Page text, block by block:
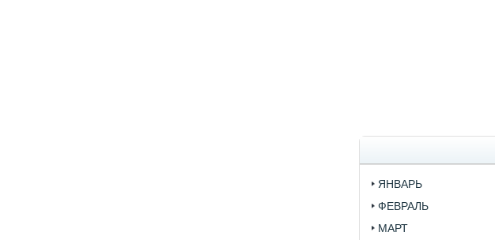
ЯНВАРЬ
ФЕВРАЛЬ
МАРТ